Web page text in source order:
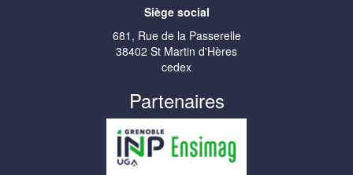
Siège social
681, Rue de la Passerelle
38402 St Martin d'Hères
cedex
Partenaires